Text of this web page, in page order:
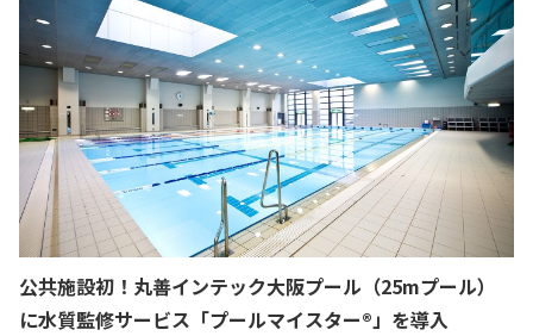
公共施設初！丸善インテック大阪プール（25mプール）
に水質監修サービス「プールマイスター®」を導入